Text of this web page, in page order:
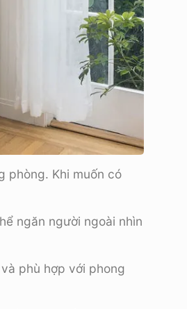
phòng. Khi muốn có
ngăn người ngoài nhìn
phù hợp với phong